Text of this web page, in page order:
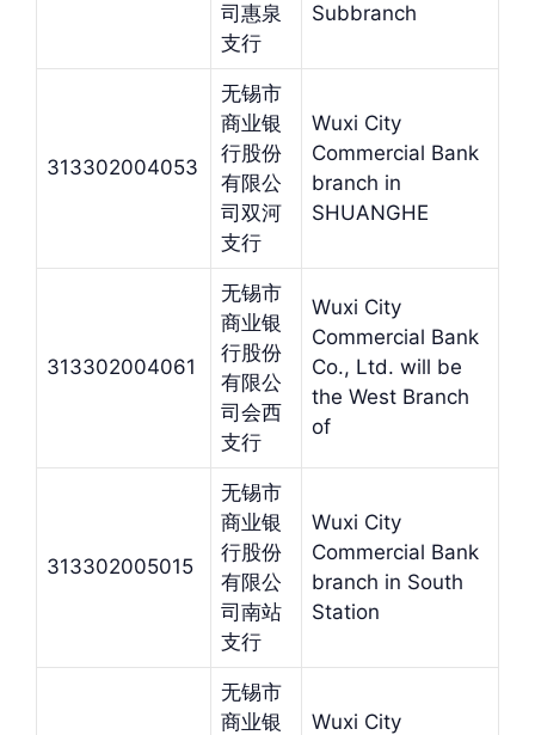
司惠泉
支行
Subbranch
313302004053
无锡市
商业银
行股份
有限公
司双河
支行
Wuxi City
Commercial Bank
branch in
SHUANGHE
313302004061
无锡市
商业银
行股份
有限公
司会西
支行
Wuxi City
Commercial Bank
Co., Ltd. will be
the West Branch
of
313302005015
无锡市
商业银
行股份
有限公
司南站
支行
Wuxi City
Commercial Bank
branch in South
Station
无锡市
商业银
Wuxi City